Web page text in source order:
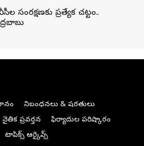
సంరక్షణకు ప్రత్యేక చట్టం..
నిబంధనలు & షరతులు
నైతిక ప్రవర్తన
ఫిర్యాదుల పరిష్కారం
టాపిక్స్ ఆర్కైవ్స్